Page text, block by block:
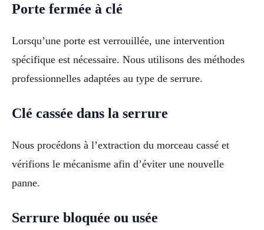
Porte fermée à clé
Lorsqu’une porte est verrouillée, une intervention
spécifique est nécessaire. Nous utilisons des méthodes
professionnelles adaptées au type de serrure.
Clé cassée dans la serrure
Nous procédons à l’extraction du morceau cassé et
vérifions le mécanisme afin d’éviter une nouvelle
panne.
Serrure bloquée ou usée